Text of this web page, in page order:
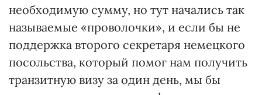
необходимую сумму, но тут начались так
называемые «проволочки», и если бы не
поддержка второго секретаря немецкого
посольства, который помог нам получить
транзитную визу за один день, мы бы